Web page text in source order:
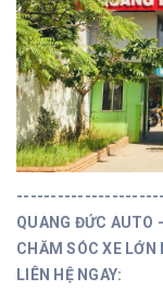
QUANG ĐỨC AUTO
CHĂM SÓC XE
LIÊN HỆ NGAY: